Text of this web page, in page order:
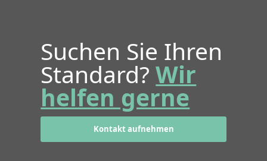
Suchen Sie Ihren
Standard?Wir
helfen gerne
Kontakt aufnehmen